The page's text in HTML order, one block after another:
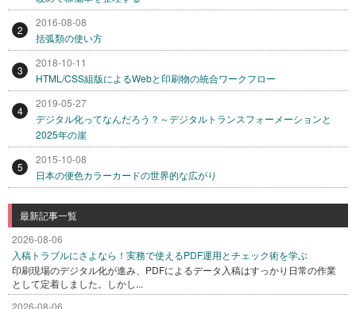
2
2016-08-08
括弧類の使い方
3
2018-10-11
HTML/CSS組版によるWebと印刷物の統合ワークフロー
4
2019-05-27
デジタル化ってなんだろう？～デジタルトランスフォーメーションと
2025年の崖
5
2015-10-08
日本の便色カラーカードの世界的な広がり
最新記事一覧
2026-08-06
入稿トラブルにさよなら！実務で使えるPDF運用とチェック術を学ぶ
印刷現場のデジタル化が進み、PDFによるデータ入稿はすっかり日常の作業
として定着しました。しかし...
2026-08-06